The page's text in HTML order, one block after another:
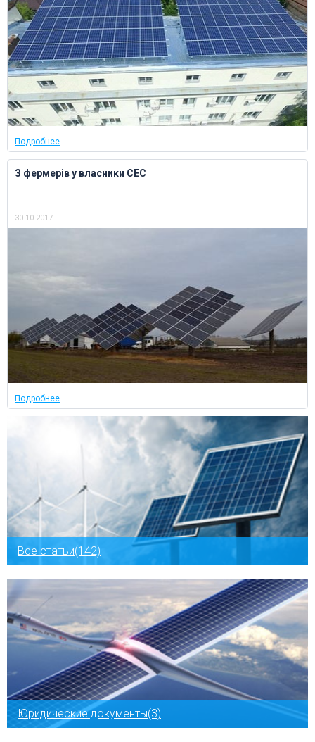
Подробнее
З фермерів у власники СЕС
30.10.2017
Подробнее
Все статьи(142)
Юридические документы(3)